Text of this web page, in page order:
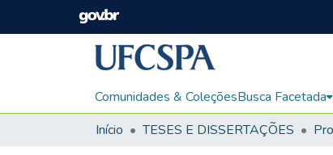
Comunidades & ColeçõesBusca Facetada
Início
TESES E DISSERTAÇÕES